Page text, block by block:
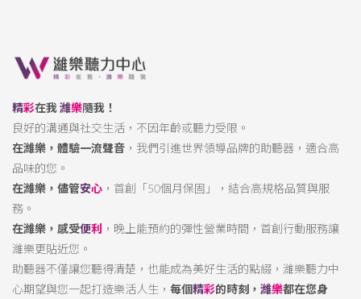
精彩在我 濰樂隨我！
良好的溝通與社交生活，不因年齡或聽力受限。
在濰樂，體驗一流聲音 ，我們引進世界領導品牌的助聽器，適合高
品味的您。
在濰樂，儘管安心 ，首創「50個月保固」，結合高規格品質與服
務。
在濰樂，感受便利 ，晚上能預約的彈性營業時間，首創行動服務讓
濰樂更貼近您。
助聽器不僅讓您聽得清楚，也能成為美好生活的點綴，濰樂聽力中
心期望與您一起打造樂活人生， 每個精彩的時刻， 濰樂都在您身